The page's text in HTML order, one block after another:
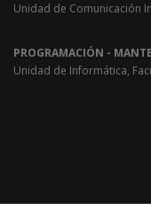
Unidad de Comunicación
PROGRAMACIÓN -
Unidad de Informática,